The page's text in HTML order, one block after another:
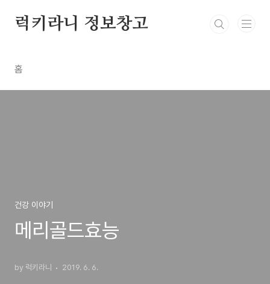
럭키라니 정보창고
홈
건강 이야기
메리골드효능
by 럭키라니 2019. 6. 6.